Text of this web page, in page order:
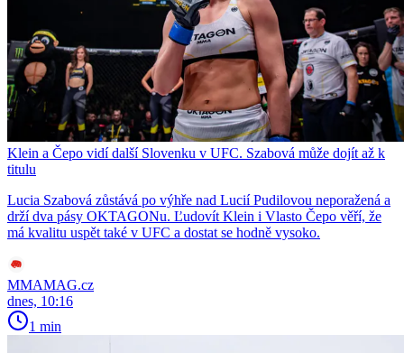
Klein a Čepo vidí další Slovenku v UFC. Szabová může dojít až k
titulu
Lucia Szabová zůstává po výhře nad Lucií Pudilovou neporažená a
drží dva pásy OKTAGONu. Ľudovít Klein i Vlasto Čepo věří, že
má kvalitu uspět také v UFC a dostat se hodně vysoko.
MMAMAG.cz
dnes, 10:16
1 min